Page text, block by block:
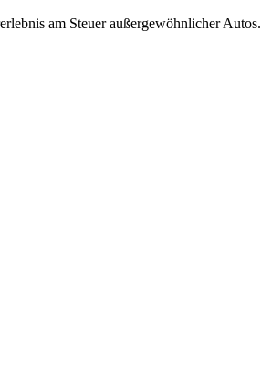
am Steuer außergewöhnlicher Autos.